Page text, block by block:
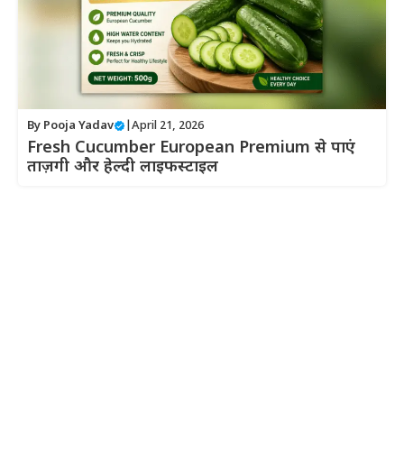
By Pooja Yadav April 21, 2026
Fresh Cucumber European Premium से पाएं
ताज़गी और हेल्दी लाइफस्टाइल